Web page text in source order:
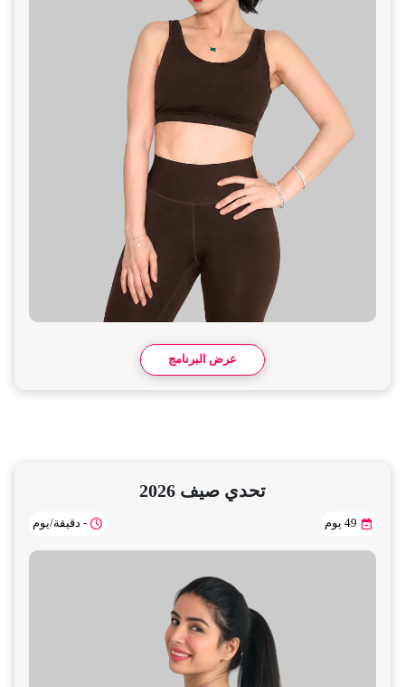
عرض البرنامج
تحدي صيف 2026
49 يوم - دقيقة/يوم